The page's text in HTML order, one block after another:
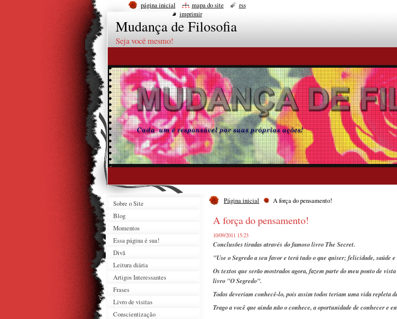
Mudança de Filosofia
Seja você mesmo!
Página inicial A força do pensamento!
A força do pensamento!
10/09/2011 15:23
Conclusões tiradas através do famoso livro The Secret.
"Use o Segredo a seu favor e terá tudo o que quiser; felicidade, saúde
Os textos que serão mostrados agora, fazem parte do meu ponto de
livro "O Segredo".
Todos deveriam conhecê-lo, pois assim todos teriam uma vida repleta
Trago a você que ainda não o conhece, a oportunidade de conhecer e
Sobre o Site
Blog
Momentos
Essa página é sua!
Divã
Leitura diária
Artigos Interessantes
Frases
Livro de visitas
Conscientização
página inicial mapa do site
rss
imprimir